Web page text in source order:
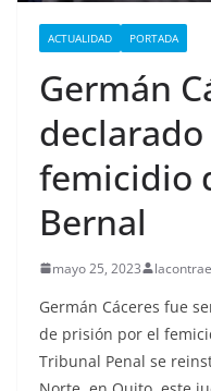
ACTUALIDAD PORTADA
Germán
femicidio
Bernal
mayo 25, 2023
Germán Cáceres fue
de prisión por el
Tribunal Penal se